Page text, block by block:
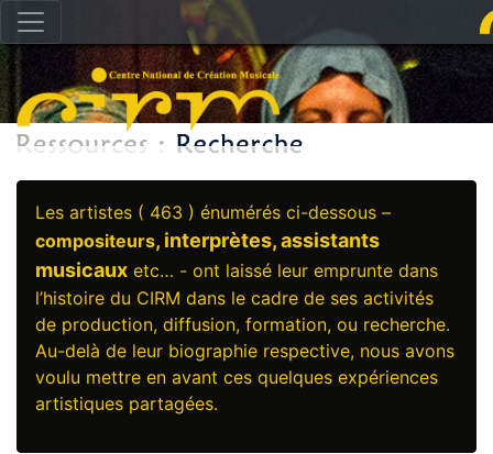
Les artistes ( 463 ) énumérés ci-dessous –
compositeurs, interprètes, assistants
musicaux etc… - ont laissé leur emprunte dans
l’histoire du CIRM dans le cadre de ses activités
de production, diffusion, formation, ou recherche.
Au-delà de leur biographie respective, nous avons
voulu mettre en avant ces quelques expériences
artistiques partagées.